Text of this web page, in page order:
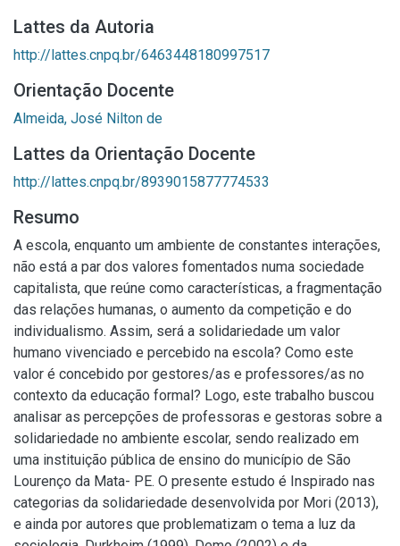
Lattes da Autoria
http://lattes.cnpq.br/6463448180997517
Orientação Docente
Almeida, José Nilton de
Lattes da Orientação Docente
http://lattes.cnpq.br/8939015877774533
Resumo
A escola, enquanto um ambiente de constantes interações,
não está a par dos valores fomentados numa sociedade
capitalista, que reúne como características, a fragmentação
das relações humanas, o aumento da competição e do
individualismo. Assim, será a solidariedade um valor
humano vivenciado e percebido na escola? Como este
valor é concebido por gestores/as e professores/as no
contexto da educação formal? Logo, este trabalho buscou
analisar as percepções de professoras e gestoras sobre a
solidariedade no ambiente escolar, sendo realizado em
uma instituição pública de ensino do município de São
Lourenço da Mata- PE. O presente estudo é Inspirado nas
categorias da solidariedade desenvolvida por Mori (2013),
e ainda por autores que problematizam o tema a luz da